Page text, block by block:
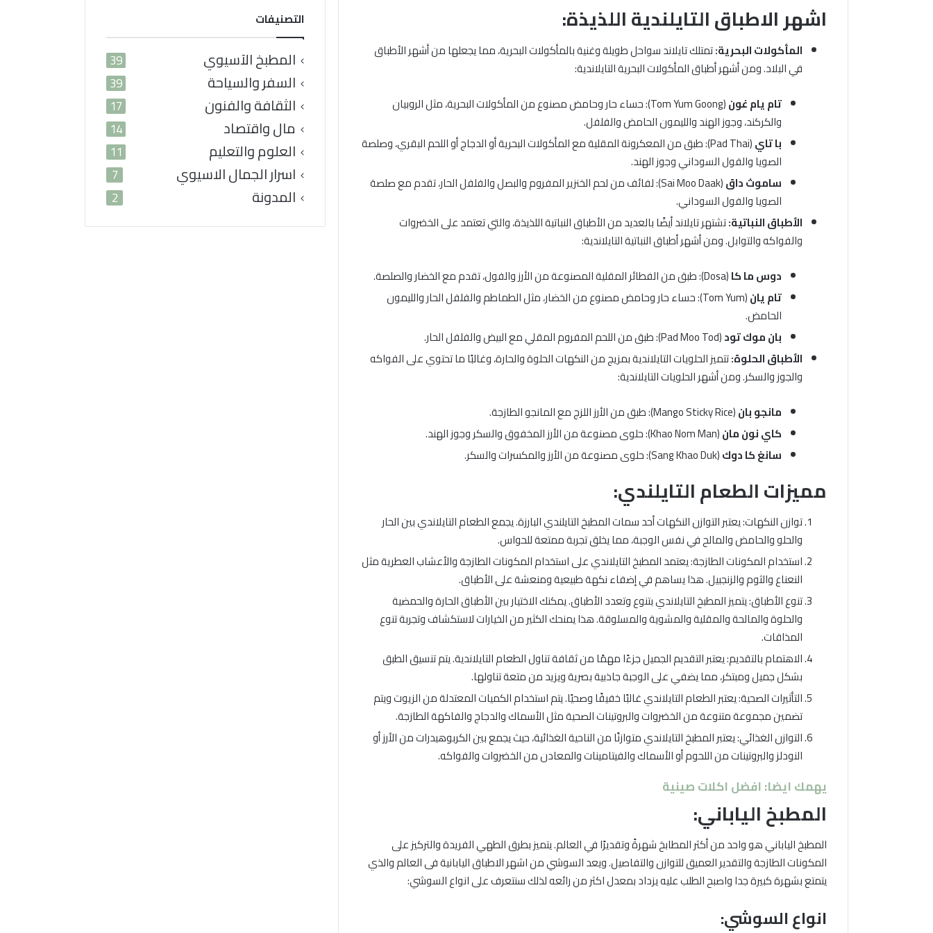
اشهر الاطباق التايلندية اللذيذة:
المأكولات البحرية:تمتلك تايلاند سواحل طويلة وغنية بالمأكولات البحرية، مما يجعلها من أشهر الأطباق
في البلاد. ومن أشهر أطباق المأكولات البحرية التايلاندية:
تام يام غون
(Tom Yum Goong): حساء حار وحامض مصنوع من المأكولات البحرية، مثل الروبيان
والكركند، وجوز الهند والليمون الحامض والفلفل.
با تاي
(Pad Thai): طبق من المعكرونة المقلية مع المأكولات البحرية أو الدجاج أو اللحم البقري، وصلصة
الصويا والفول السوداني وجوز الهند.
ساموث داق
(Sai Moo Daak): لفائف من لحم الخنزير المفروم والبصل والفلفل الحار، تقدم مع صلصة
الصويا والفول السوداني.
الأطباق النباتية:تشتهر تايلاند أيضًا بالعديد من الأطباق النباتية اللذيذة، والتي تعتمد على الخضروات
والفواكه والتوابل. ومن أشهر أطباق النباتية التايلاندية:
دوس ما كا(Dosa): طبق من الفطائر المقلية المصنوعة من الأرز والفول، تقدم مع الخضار والصلصة.
تام يان
(Tom Yum): حساء حار وحامض مصنوع من الخضار، مثل الطماطم والفلفل الحار والليمون
الحامض.
بان موك تود(Pad Moo Tod): طبق من اللحم المفروم المقلي مع البيض والفلفل الحار.
الأطباق الحلوة:تتميز الحلويات التايلاندية بمزيج من النكهات الحلوة والحارة، وغالبًا ما تحتوي على الفواكه
والجوز والسكر. ومن أشهر الحلويات التايلاندية:
مانجو بان(Mango Sticky Rice): طبق من الأرز اللزج مع المانجو الطازجة.
كاي نون مان(Khao Nom Man): حلوى مصنوعة من الأرز المخفوق والسكر وجوز الهند.
سانغ كا دوك(Sang Khao Duk): حلوى مصنوعة من الأرز والمكسرات والسكر.
مميزات الطعام التايلندي:
توازن النكهات: يعتبر التوازن النكهات أحد سمات المطبخ التايلندي البارزة. يجمع الطعام التايلاندي بين الحار
والحلو والحامض والمالح في نفس الوجبة، مما يخلق تجربة ممتعة للحواس.
استخدام المكونات الطازجة: يعتمد المطبخ التايلاندي على استخدام المكونات الطازجة والأعشاب العطرية مثل
النعناع والثوم والزنجبيل. هذا يساهم في إضفاء نكهة طبيعية ومنعشة على الأطباق.
تنوع الأطباق: يتميز المطبخ التايلاندي بتنوع وتعدد الأطباق. يمكنك الاختيار بين الأطباق الحارة والحمضية
والحلوة والمالحة والمقلية والمشوية والمسلوقة. هذا يمنحك الكثير من الخيارات لاستكشاف وتجربة تنوع
المذاقات.
الاهتمام بالتقديم: يعتبر التقديم الجميل جزءًا مهمًا من ثقافة تناول الطعام التايلاندية. يتم تنسيق الطبق
بشكل جميل ومبتكر، مما يضفي على الوجبة جاذبية بصرية ويزيد من متعة تناولها.
التأثيرات الصحية: يعتبر الطعام التايلاندي غالبًا خفيفًا وصحيًا. يتم استخدام الكميات المعتدلة من الزيوت ويتم
تضمين مجموعة متنوعة من الخضروات والبروتينات الصحية مثل الأسماك والدجاج والفاكهة الطازجة.
التوازن الغذائي: يعتبر المطبخ التايلاندي متوازنًا من الناحية الغذائية، حيث يجمع بين الكربوهيدرات من الأرز أو
النودلز والبروتينات من اللحوم أو الأسماك والفيتامينات والمعادن من الخضروات والفواكه.
يهمك ايضا: افضل اكلات صينية
المطبخ الياباني:
المطبخ الياباني هو واحد من أكثر المطابخ شهرةً وتقديرًا في العالم. يتميز بطرق الطهي الفريدة والتركيز على
المكونات الطازجة والتقدير العميق للتوازن والتفاصيل. ويعد السوشي من اشهر الاطباق اليابانية فى العالم والذي
يتمتع بشهرة كبيرة جدا واصبح الطلب عليه يزداد بمعدل اكثر من رائعه لذلك سنتعرف على انواع السوشي:
انواع السوشي:
التصنيفات
المطبخ الآسيوي 39
السفر والسياحة 39
الثقافة والفنون 17
مال واقتصاد 14
العلوم والتعليم 11
اسرار الجمال الاسيوي 7
المدونة 2